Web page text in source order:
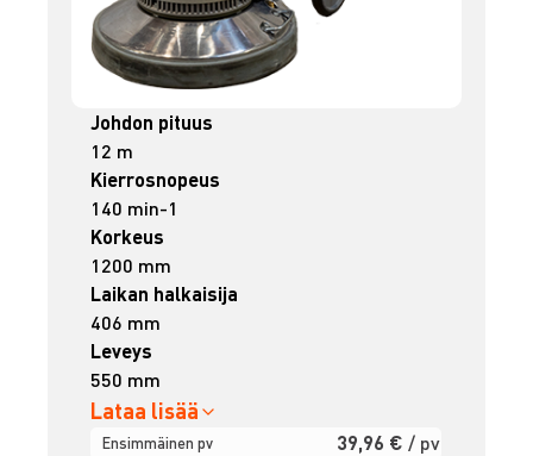
Johdon pituus
12 m
Kierrosnopeus
140 min-1
Korkeus
1200 mm
Laikan halkaisija
406 mm
Leveys
550 mm
Lataa lisää
Ensimmäinen pv 39,96 € / pv